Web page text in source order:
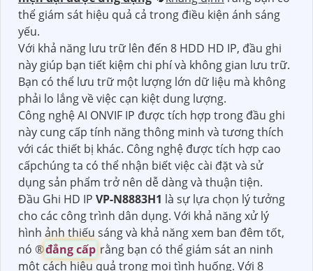
thể giám sát hiệu quả cả trong điều kiện ánh sáng
yếu.
Với khả năng lưu trữ lên đến 8 HDD HD IP, đầu ghi
này giúp bạn tiết kiệm chi phí và không gian lưu trữ.
Bạn có thể lưu trữ một lượng lớn dữ liệu mà không
phải lo lắng về việc cạn kiệt dung lượng.
Công nghệ AI ONVIF IP được tích hợp trong đầu ghi
này cung cấp tính năng thông minh và tương thích
với các thiết bị khác. Công nghệ được tích hợp cao
cấpchúng ta có thể nhận biết việc cài đặt và sử
dụng sản phẩm trở nên dễ dàng và thuận tiện.
Đầu Ghi HD IP VP-N8883H1 là sự lựa chọn lý tưởng
cho các công trình dân dụng. Với khả năng xử lý
hình ảnh thiếu sáng và khả năng xem ban đêm tốt,
nó ®️đẳng cấp rằng bạn có thể giám sát an ninh
một cách hiệu quả trong mọi tình huống. Với 8